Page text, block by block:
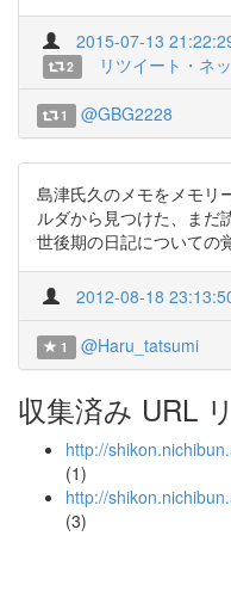
2015-07-13
2 リツイート・ネ
1 @GBG2228
島津氏久のメモをメモリ
ルダから見つけた、ま
世後期の日記について
2012-08-18
1 @Haru_tatsumi
収集済み URL
http://
(1)
http://
(3)